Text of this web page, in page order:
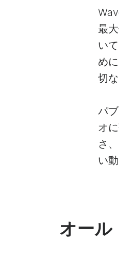
最
い
め
切
パ
オ
さ
い
オール